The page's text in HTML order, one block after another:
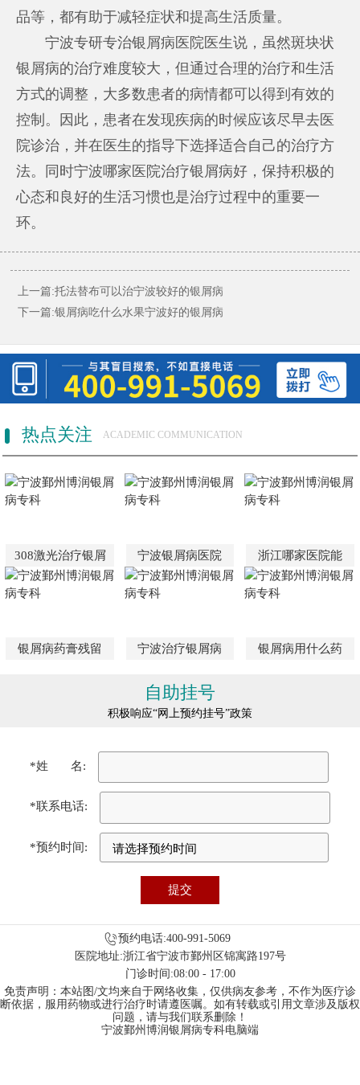
品等，都有助于减轻症状和提高生活质量。
宁波专研专治银屑病医院医生说，虽然斑块状
银屑病的治疗难度较大，但通过合理的治疗和生活
方式的调整，大多数患者的病情都可以得到有效的
控制。因此，患者在发现疾病的时候应该尽早去医
院诊治，并在医生的指导下选择适合自己的治疗方
法。同时宁波哪家医院治疗银屑病好 ，保持积极的
心态和良好的生活习惯也是治疗过程中的重要一
环。
上一篇:托法替布可以治宁波较好的银屑病
下一篇:银屑病吃什么水果宁波好的银屑病
热点关注 ACADEMIC COMMUNICATION
308激光治疗银屑 宁波银屑病医院 浙江哪家医院能
银屑病药膏残留 宁波治疗银屑病 银屑病用什么药
自助挂号
积极响应“网上预约挂号”政策
*姓 名:
*联系电话:
*预约时间:
预约电话:400-991-5069
医院地址:浙江省宁波市鄞州区锦寓路197号
门诊时间:08:00 - 17:00
免责声明：本站图/文均来自于网络收集，仅供病友参考，不作为医疗诊
断依据，服用药物或进行治疗时请遵医嘱。如有转载或引用文章涉及版权
问题，请与我们联系删除！
宁波鄞州博润银屑病专科电脑端